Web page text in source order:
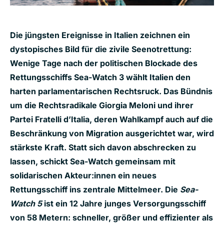
Die jüngsten Ereignisse in Italien zeichnen ein
dystopisches Bild für die zivile Seenotrettung:
Wenige Tage nach der politischen Blockade des
Rettungsschiffs Sea-Watch 3 wählt Italien den
harten parlamentarischen Rechtsruck. Das Bündnis
um die Rechtsradikale Giorgia Meloni und ihrer
Partei Fratelli d’Italia, deren Wahlkampf auch auf die
Beschränkung von Migration ausgerichtet war, wird
stärkste Kraft. Statt sich davon abschrecken zu
lassen, schickt Sea-Watch gemeinsam mit
solidarischen Akteur:innen ein neues
Rettungsschiff ins zentrale Mittelmeer. Die Sea-
Watch 5ist ein 12 Jahre junges Versorgungsschiff
von 58 Metern: schneller, größer und effizienter als